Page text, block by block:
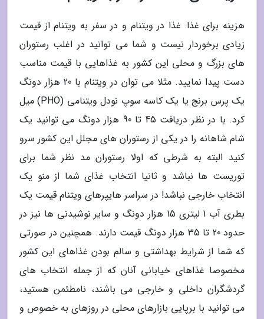
هزینه برای غذا: غذا در ویتنام و در سفر به ویتنام از قیمت
زیادی برخوردار نیست و شما می توانید در اغلب رستوران
های بزرگ و محلی این کشور به غذاهایی با قیمت مناسب
دست پیدا نمایید. مثلا می توان در ویتنام با 20 هزار دونگ
یک پرس برنج یا یک کاسه سوپ نودل ویتنامی (PHO) میل
کرد. با در نظر دریافت 45 تا 90 هزار دونگ می توانید یک
شام شاهانه را در یکی از رستوران های مجلل این کشور سرو
کنید البته به شرطی که اولا رستوران مد نظر شما برای
توریست ها نباشد و ثانیا انتخاب غذای شما از منو یک
انتخاب خارجی نباشد! در سراسر هایپرهای ویتنام قیمت یک
بطری آب 1 لیتری 15 هزار دونگ و سایر نوشیدنی ها نیز در
حدود 20 تا 35 هزار دونگ قیمت دارند. همچنین در صورتی
که شما از شرایط بهداشتی و سالم بودن غذاهای این کشور
مخصوصا غذاهای خیابانی آنان که از جمله انتخاب های
گردشگران داخلی و خارجی می باشند، نامطئمن هستید،
می توانید با برپایی بازارهای محلی در روزهای به خصوص و